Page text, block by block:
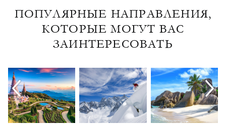
ПОПУЛЯРНЫЕ НАПРАВЛЕНИЯ,
КОТОРЫЕ МОГУТ ВАС
ЗАИНТЕРЕСОВАТЬ